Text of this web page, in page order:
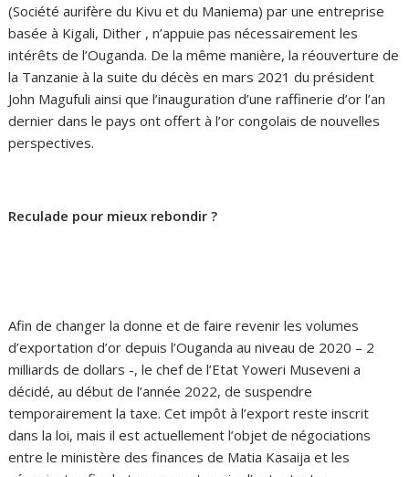
(Société aurifère du Kivu et du Maniema) par une entreprise
basée à Kigali, Dither , n’appuie pas nécessairement les
intérêts de l’Ouganda. De la même manière, la réouverture de
la Tanzanie à la suite du décès en mars 2021 du président
John Magufuli ainsi que l’inauguration d’une raffinerie d’or l’an
dernier dans le pays ont offert à l’or congolais de nouvelles
perspectives.
Reculade pour mieux rebondir ?
Afin de changer la donne et de faire revenir les volumes
d’exportation d’or depuis l’Ouganda au niveau de 2020 – 2
milliards de dollars -, le chef de l’Etat Yoweri Museveni a
décidé, au début de l’année 2022, de suspendre
temporairement la taxe. Cet impôt à l’export reste inscrit
dans la loi, mais il est actuellement l’objet de négociations
entre le ministère des finances de Matia Kasaija et les